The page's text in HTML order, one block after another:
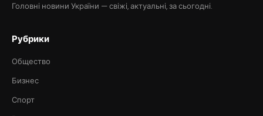
Головні новини України — свіжі, актуальні, за сьогодні.
Рубрики
Общество
Бизнес
Спорт